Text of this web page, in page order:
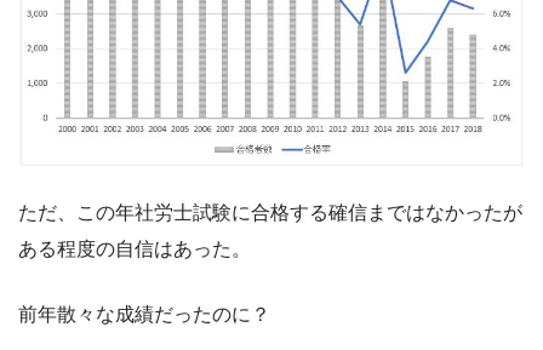
ただ、この年社労士試験に合格する確信まではなかったが
ある程度の自信はあった。
前年散々な成績だったのに？